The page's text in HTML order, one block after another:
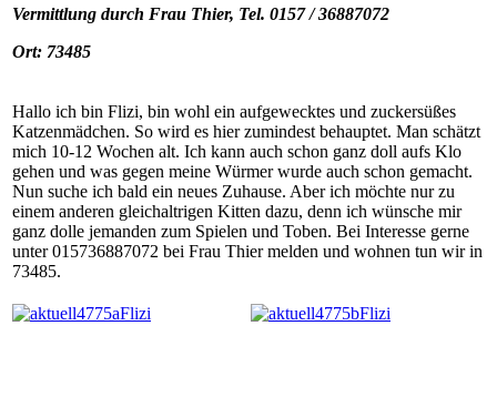
Vermittlung durch Frau Thier, Tel. 0157 / 36887072
Ort: 73485
Hallo ich bin Flizi, bin wohl ein aufgewecktes und zuckersüßes
Katzenmädchen. So wird es hier zumindest behauptet. Man schätzt
mich 10-12 Wochen alt. Ich kann auch schon ganz doll aufs Klo
gehen und was gegen meine Würmer wurde auch schon gemacht.
Nun suche ich bald ein neues Zuhause. Aber ich möchte nur zu
einem anderen gleichaltrigen Kitten dazu, denn ich wünsche mir
ganz dolle jemanden zum Spielen und Toben. Bei Interesse gerne
unter 015736887072 bei Frau Thier melden und wohnen tun wir in
73485.